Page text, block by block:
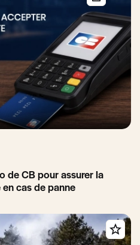
de CB pour assurer la
cas de panne